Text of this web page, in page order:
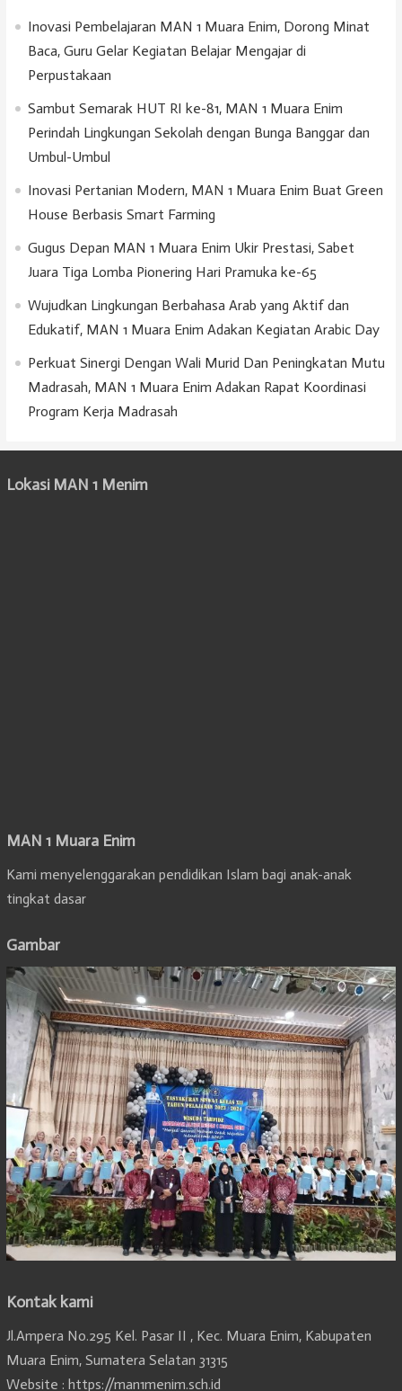
Inovasi Pembelajaran MAN 1 Muara Enim, Dorong Minat
Baca, Guru Gelar Kegiatan Belajar Mengajar di
Perpustakaan
Sambut Semarak HUT RI ke-81, MAN 1 Muara Enim
Perindah Lingkungan Sekolah dengan Bunga Banggar dan
Umbul-Umbul
Inovasi Pertanian Modern, MAN 1 Muara Enim Buat Green
House Berbasis Smart Farming
Gugus Depan MAN 1 Muara Enim Ukir Prestasi, Sabet
Juara Tiga Lomba Pionering Hari Pramuka ke-65
Wujudkan Lingkungan Berbahasa Arab yang Aktif dan
Edukatif, MAN 1 Muara Enim Adakan Kegiatan Arabic Day
Perkuat Sinergi Dengan Wali Murid Dan Peningkatan Mutu
Madrasah, MAN 1 Muara Enim Adakan Rapat Koordinasi
Program Kerja Madrasah
Lokasi MAN 1 Menim
MAN 1 Muara Enim
Kami menyelenggarakan pendidikan Islam bagi anak-anak
tingkat dasar
Gambar
Kontak kami
Jl.Ampera No.295 Kel. Pasar II , Kec. Muara Enim, Kabupaten
Muara Enim, Sumatera Selatan 31315
Website : https://man1menim.sch.id